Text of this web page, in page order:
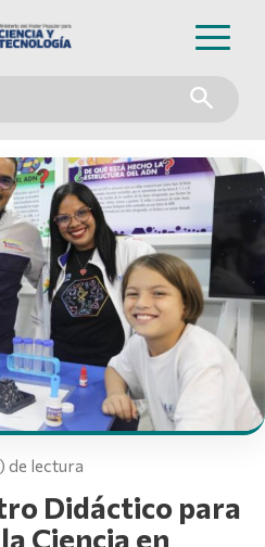
de lectura
Didáctico para
Ciencia en